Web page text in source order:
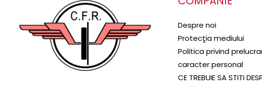
Despre noi
Protecţia mediului
Politica privind
caracter personal
CE TREBUIE SA STITI